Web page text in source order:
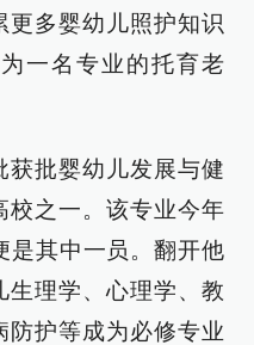
更多婴幼儿照护知识
一名专业的托育老
获批婴幼儿发展与健
校之一。该专业今年
是其中一员。翻开他
生理学、心理学、教
防护等成为必修专业